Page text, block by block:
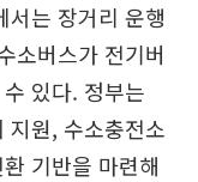
서는 장거리 운행
소버스가 전기버
있다. 정부는
지원, 수소충전소
기반을 마련해